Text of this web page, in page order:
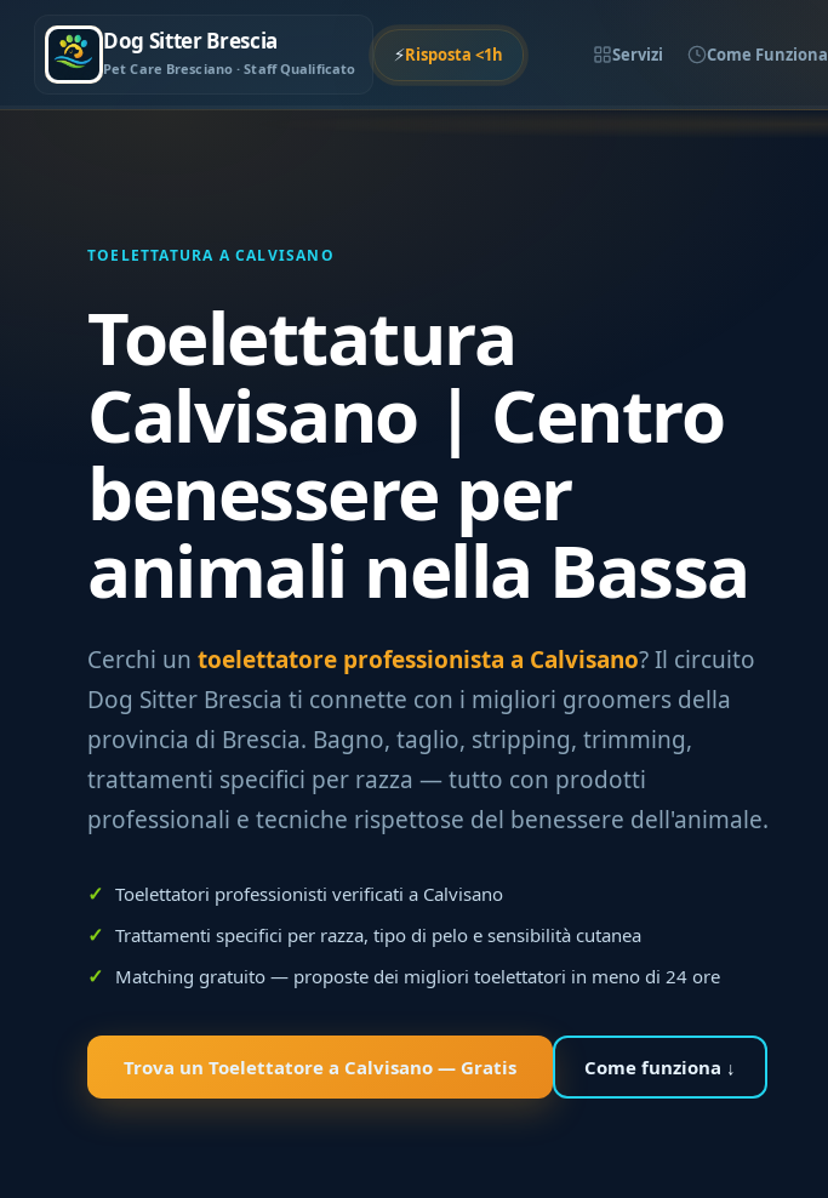
Dog Sitter Brescia
Pet Care Bresciano · Staff Qualificato
⚡Risposta <1h Servizi Come Funziona
TOELETTATURA A CALVISANO
Toelettatura
Calvisano | Centro
benessere per
animali nella Bassa
Cerchi un toelettatore professionista a Calvisano? Il circuito
Dog Sitter Brescia ti connette con i migliori groomers della
provincia di Brescia. Bagno, taglio, stripping, trimming,
trattamenti specifici per razza — tutto con prodotti
professionali e tecniche rispettose del benessere dell'animale.
Toelettatori professionisti verificati a Calvisano
Trattamenti specifici per razza, tipo di pelo e sensibilità cutanea
Matching gratuito — proposte dei migliori toelettatori in meno di 24 ore
Trova un Toelettatore a Calvisano — Gratis Come funziona ↓